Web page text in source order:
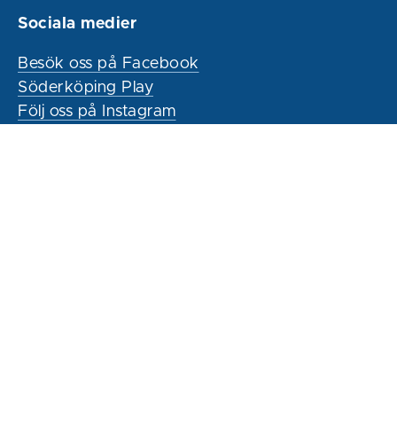
Sociala medier
Besök oss på Facebook
Söderköping Play
Följ oss på Instagram